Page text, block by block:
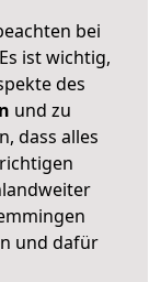
bei
ist wichtig,
des
und zu
dass alles
und dafür